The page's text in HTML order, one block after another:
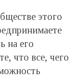
этого
на его
что все, чего